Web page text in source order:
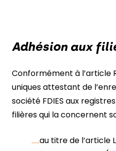
Adhésion aux
Conformément à l’article
uniques attestant de
société FDIES aux
filières qui la concernent
au titre de l’article